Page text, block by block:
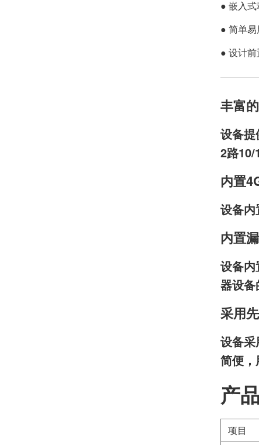
● 嵌入
● 简单易
● 设计前
丰富
设备提
2路10/
内置
设备内
内置
设备
器设备
采用
设备
简便，
产
项目